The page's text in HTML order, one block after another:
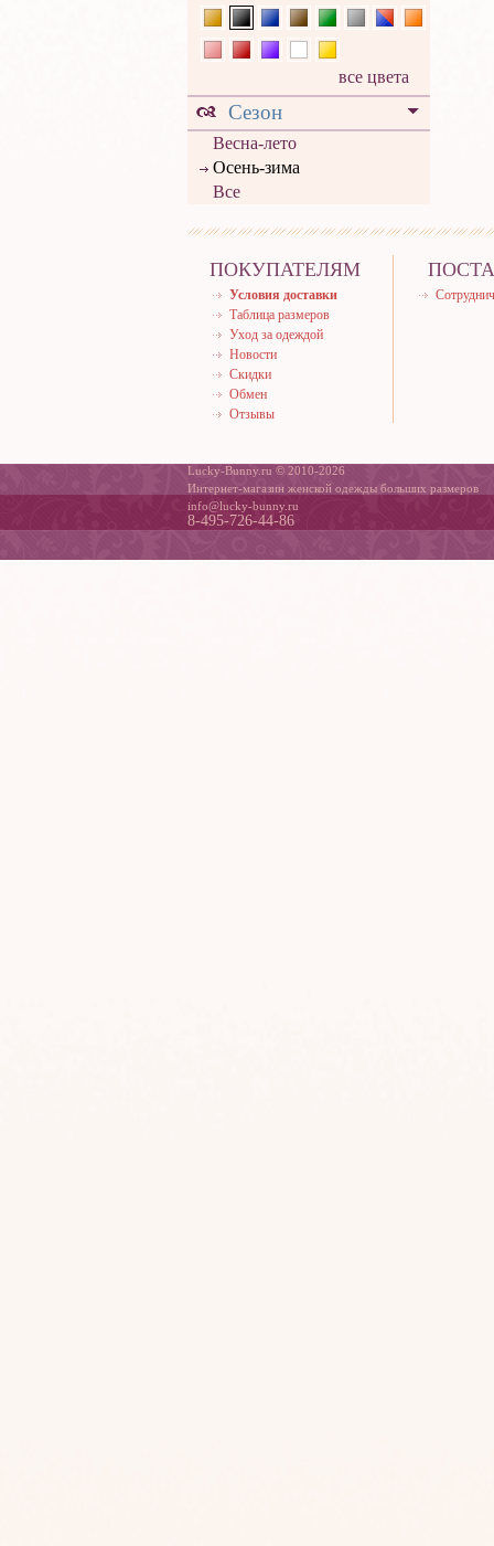
все цвета
Сезон
Весна-лето
Осень-зима
Все
ПОКУПАТЕЛЯМ
Условия доставки
Таблица размеров
Уход за одеждой
Новости
Скидки
Обмен
Отзывы
Lucky-Bunny.ru © 2010-2026
Интернет-магазин женской одежды больших размеров
info@lucky-bunny.ru
8-495-726-44-86